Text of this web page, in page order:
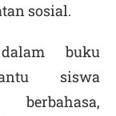
sosial.
buku
siswa
berbahasa,